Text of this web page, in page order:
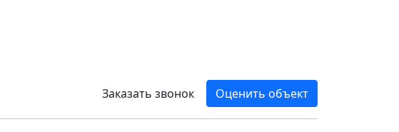
Заказать звонок
Оценить объект